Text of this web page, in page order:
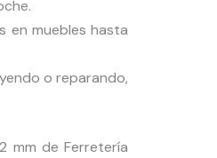
en muebles hasta
o reparando,
mm de Ferretería